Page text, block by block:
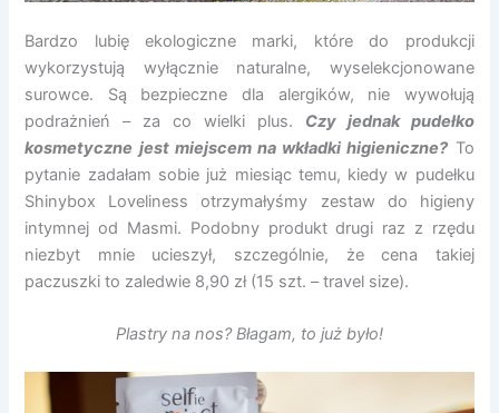
Bardzo lubię ekologiczne marki, które do produkcji
wykorzystują wyłącznie naturalne, wyselekcjonowane
surowce. Są bezpieczne dla alergików, nie wywołują
podrażnień – za co wielki plus. Czy jednak pudełko
kosmetyczne jest miejscem na wkładki higieniczne? To
pytanie zadałam sobie już miesiąc temu, kiedy w pudełku
Shinybox Loveliness otrzymałyśmy zestaw do higieny
intymnej od Masmi. Podobny produkt drugi raz z rzędu
niezbyt mnie ucieszył, szczególnie, że cena takiej
paczuszki to zaledwie 8,90 zł (15 szt. – travel size).
Plastry na nos? Błagam, to już było!